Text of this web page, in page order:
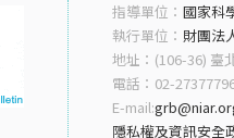
指導單位： 國家科
執行單位： 財團法
地址：(106-36) 臺
電話：02-
E-mail:
隱私權及資訊安全